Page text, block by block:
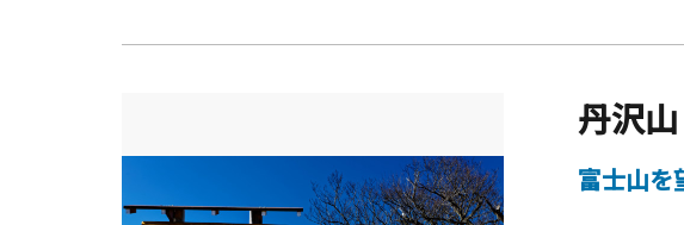
丹沢山
富士山を